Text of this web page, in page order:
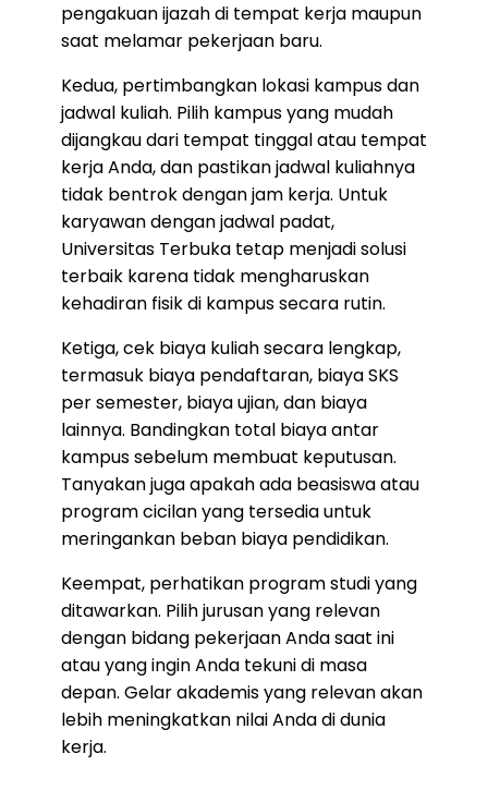
pengakuan ijazah di tempat kerja maupun
saat melamar pekerjaan baru.
Kedua, pertimbangkan lokasi kampus dan
jadwal kuliah. Pilih kampus yang mudah
dijangkau dari tempat tinggal atau tempat
kerja Anda, dan pastikan jadwal kuliahnya
tidak bentrok dengan jam kerja. Untuk
karyawan dengan jadwal padat,
Universitas Terbuka tetap menjadi solusi
terbaik karena tidak mengharuskan
kehadiran fisik di kampus secara rutin.
Ketiga, cek biaya kuliah secara lengkap,
termasuk biaya pendaftaran, biaya SKS
per semester, biaya ujian, dan biaya
lainnya. Bandingkan total biaya antar
kampus sebelum membuat keputusan.
Tanyakan juga apakah ada beasiswa atau
program cicilan yang tersedia untuk
meringankan beban biaya pendidikan.
Keempat, perhatikan program studi yang
ditawarkan. Pilih jurusan yang relevan
dengan bidang pekerjaan Anda saat ini
atau yang ingin Anda tekuni di masa
depan. Gelar akademis yang relevan akan
lebih meningkatkan nilai Anda di dunia
kerja.